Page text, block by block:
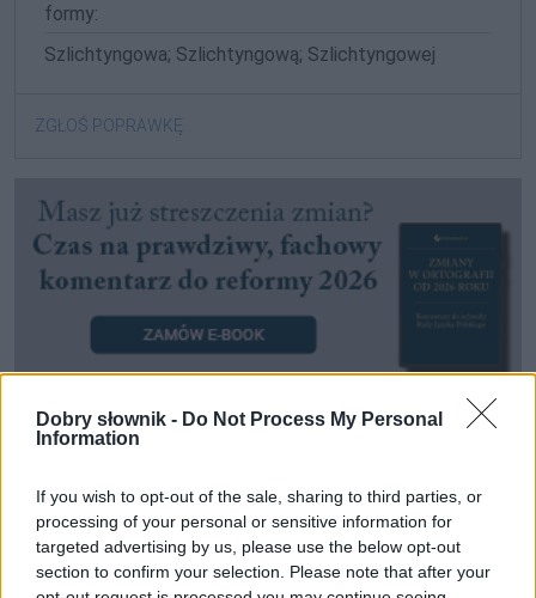
Dobry słownik - Do Not Process My Personal
Information
If you wish to opt-out of the sale, sharing to third parties, or
processing of your personal or sensitive information for
targeted advertising by us, please use the below opt-out
section to confirm your selection. Please note that after your
formy:
Szlichtyngowa; Szlichtyngową; Szlichtyngowej
ZGŁOŚ POPRAWKĘ
Zobacz, co zyskują abonenci Dobrego słownika.
SPRAWDŹ